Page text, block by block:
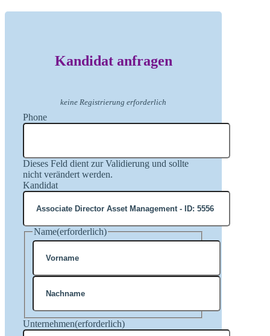
Kandidat anfragen
keine Registrierung erforderlich
Phone
Dieses Feld dient zur Validierung und sollte
nicht verändert werden.
Kandidat
Name(erforderlich)
Vorname
Nachname
Unternehmen(erforderlich)